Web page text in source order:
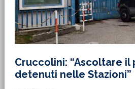
Cruccolini: “Ascoltare il
detenuti nelle Stazioni”